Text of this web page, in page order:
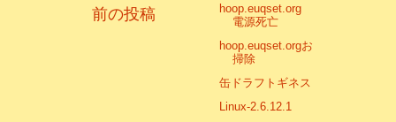
前の投稿
hoop.euqset.org
電源死亡
hoop.euqset.orgお
掃除
缶ドラフトギネス
Linux-2.6.12.1